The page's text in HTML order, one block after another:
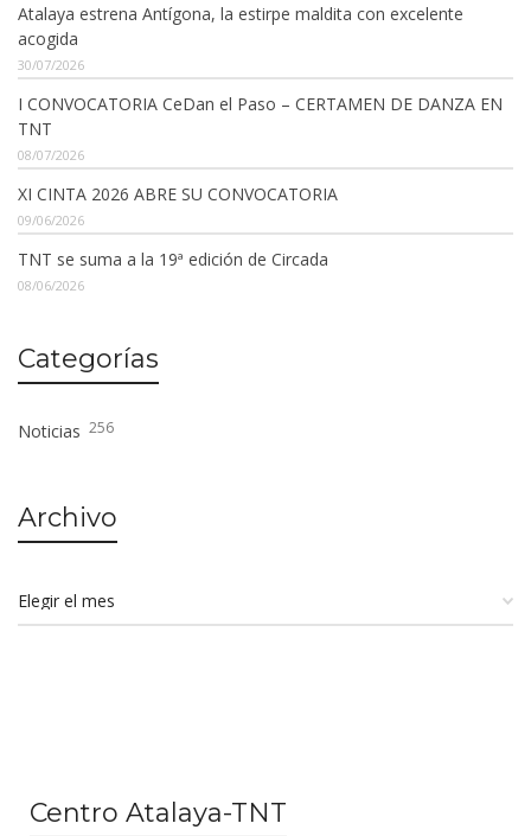
Atalaya estrena Antígona, la estirpe maldita con excelente
acogida
30/07/2026
I CONVOCATORIA CeDan el Paso – CERTAMEN DE DANZA EN
TNT
08/07/2026
XI CINTA 2026 ABRE SU CONVOCATORIA
09/06/2026
TNT se suma a la 19ª edición de Circada
08/06/2026
Categorías
Noticias 256
Archivo
Centro Atalaya-TNT